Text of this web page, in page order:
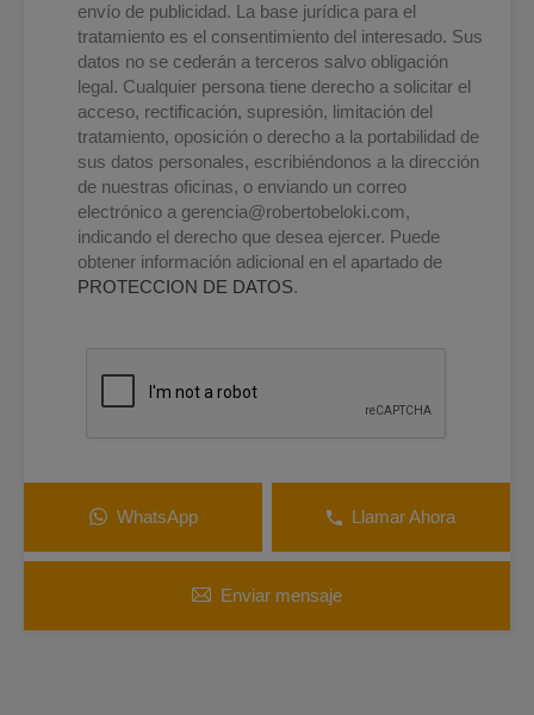
envío de publicidad. La base jurídica para el
tratamiento es el consentimiento del interesado. Sus
datos no se cederán a terceros salvo obligación
legal. Cualquier persona tiene derecho a solicitar el
acceso, rectificación, supresión, limitación del
tratamiento, oposición o derecho a la portabilidad de
sus datos personales, escribiéndonos a la dirección
de nuestras oficinas, o enviando un correo
electrónico a gerencia@robertobeloki.com,
indicando el derecho que desea ejercer. Puede
obtener información adicional en el apartado de
PROTECCION DE DATOS.
WhatsApp Llamar Ahora
Enviar mensaje